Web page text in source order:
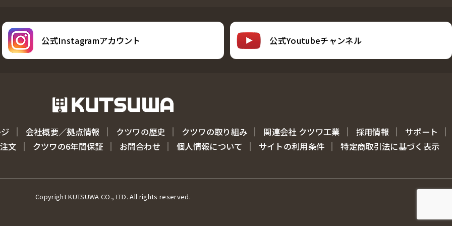
公式Instagramアカウント 公式Youtubeチャンネル
会社概要／拠点情報 クツワの歴史 クツワの取り組み 関連会社 クツワ工業 採用情報
サポート
文
クツワの6年間保証 お問合わせ 個人情報について サイトの利用条件 特定商取引法に基づく表示
Copyright KUTSUWA CO., LTD. All rights reserved.